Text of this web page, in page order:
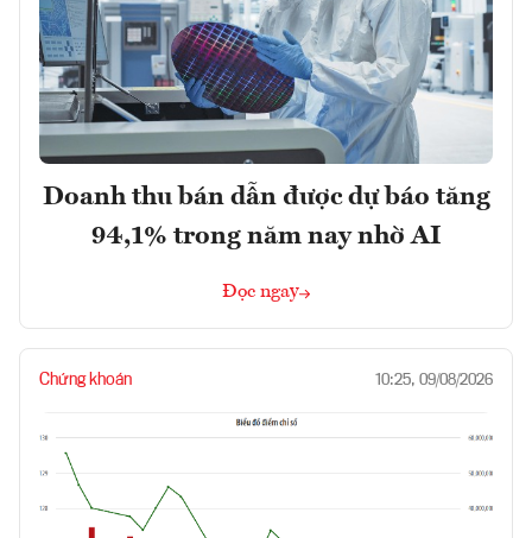
Doanh thu bán dẫn được dự báo tăng
94,1% trong năm nay nhờ AI
Đọc ngay
Chứng khoán 10:25, 09/08/2026